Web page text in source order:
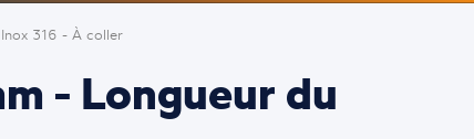
316 - À coller
- Longueur du